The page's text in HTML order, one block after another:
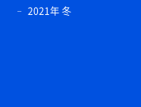
2021年 冬